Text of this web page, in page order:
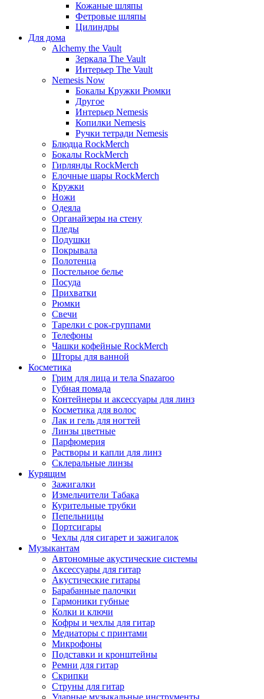
Кожаные шляпы
Фетровые шляпы
Цилиндры
Для дома
Alchemy the Vault
Зеркала The Vault
Интерьер The Vault
Nemesis Now
Бокалы Кружки Рюмки
Другое
Интерьер Nemesis
Копилки Nemesis
Ручки тетради Nemesis
Блюдца RockMerch
Бокалы RockMerch
Гирлянды RockMerch
Елочные шары RockMerch
Кружки
Ножи
Одеяла
Органайзеры на стену
Пледы
Подушки
Покрывала
Полотенца
Постельное белье
Посуда
Прихватки
Рюмки
Свечи
Тарелки с рок-группами
Телефоны
Чашки кофейные RockMerch
Шторы для ванной
Косметика
Грим для лица и тела Snazaroo
Губная помада
Контейнеры и аксессуары для линз
Косметика для волос
Лак и гель для ногтей
Линзы цветные
Парфюмерия
Растворы и капли для линз
Склеральные линзы
Курящим
Зажигалки
Измельчители Табака
Курительные трубки
Пепельницы
Портсигары
Чехлы для сигарет и зажигалок
Музыкантам
Автономные акустические системы
Аксессуары для гитар
Акустические гитары
Барабанные палочки
Гармоники губные
Колки и ключи
Кофры и чехлы для гитар
Медиаторы с принтами
Микрофоны
Подставки и кронштейны
Ремни для гитар
Скрипки
Струны для гитар
Ударные музыкальные инструменты